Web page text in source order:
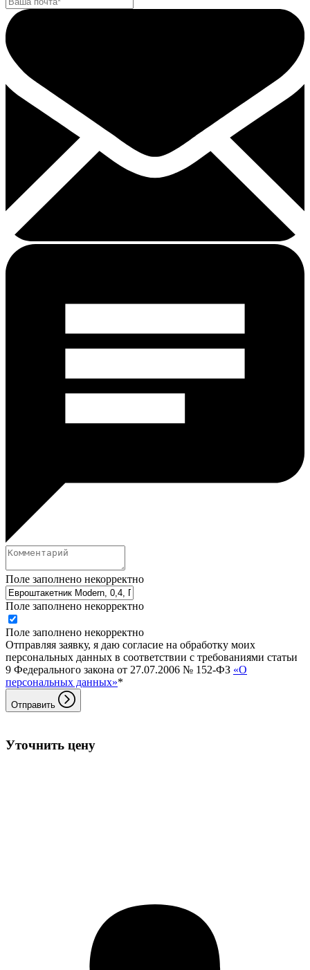
Поле заполнено некорректно
Поле заполнено некорректно
Поле заполнено некорректно
Отправляя заявку, я даю согласие на обработку моих
персональных данных в соответствии с требованиями статьи
9 Федерального закона от 27.07.2006 № 152-ФЗ «О
персональных данных»*
Отправить
Уточнить цену